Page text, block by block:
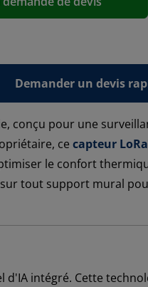
Demander un devis
conçu pour une
ce capteur
le confort
tout support mural
intégré. Cette